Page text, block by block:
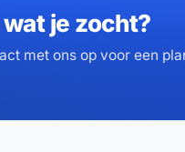
je zocht?
met ons op voor een